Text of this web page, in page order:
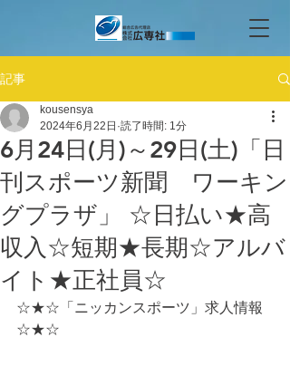
記事
6月24日(月)～29日(土)「日
刊スポーツ新聞 ワーキン
グプラザ」 ☆日払い★高
収入☆短期★長期☆アルバ
イト★正社員☆
kousensya
2024年6月22日 読了時間: 1分
☆★☆「ニッカンスポーツ」求人情報
☆★☆